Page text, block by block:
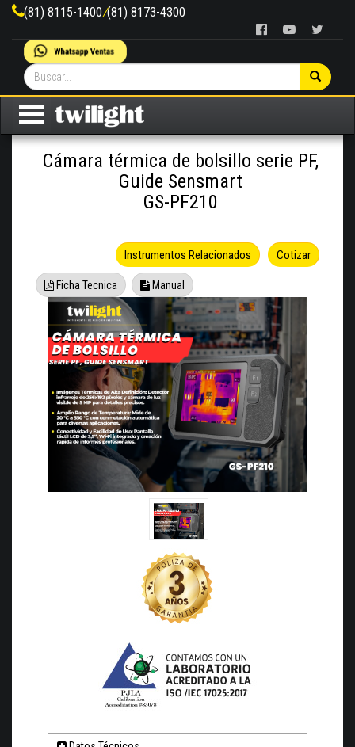
(81) 8115-1400/(81) 8173-4300
Cámara térmica de bolsillo serie PF,
Guide Sensmart
GS-PF210
Cotizar
Instrumentos Relacionados
Ficha Tecnica Manual